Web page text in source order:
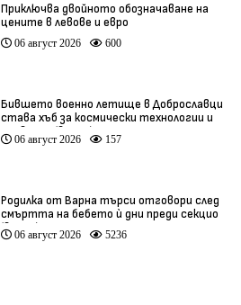
Приключва двойното обозначаване на
цените в левове и евро
06 август 2026 600
Бившето военно летище в Доброславци
става хъб за космически технологии и
иновации (видео)
06 август 2026 157
Родилка от Варна търси отговори след
смъртта на бебето ѝ дни преди секцио
(видео)
06 август 2026 5236